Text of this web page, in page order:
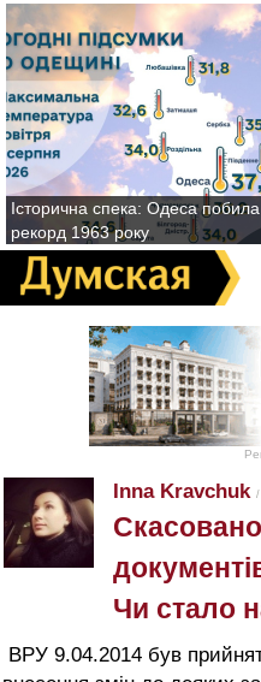
Історична спека: Одеса побила
рекорд 1963 року
Inna Kravchuk /
Чи стало
ВРУ 9.04.2014 був